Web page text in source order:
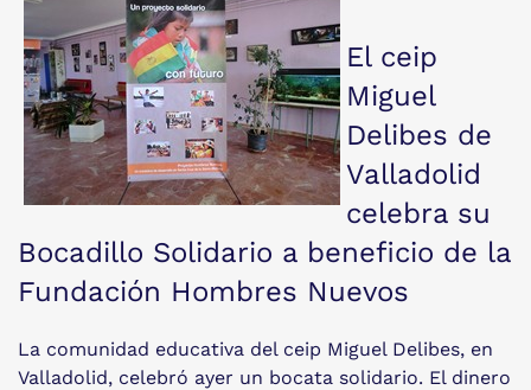
El ceip
Miguel
Delibes de
Valladolid
celebra su
Bocadillo Solidario a beneficio de la
Fundación Hombres Nuevos
La comunidad educativa del ceip Miguel Delibes, en
Valladolid, celebró ayer un bocata solidario. El dinero